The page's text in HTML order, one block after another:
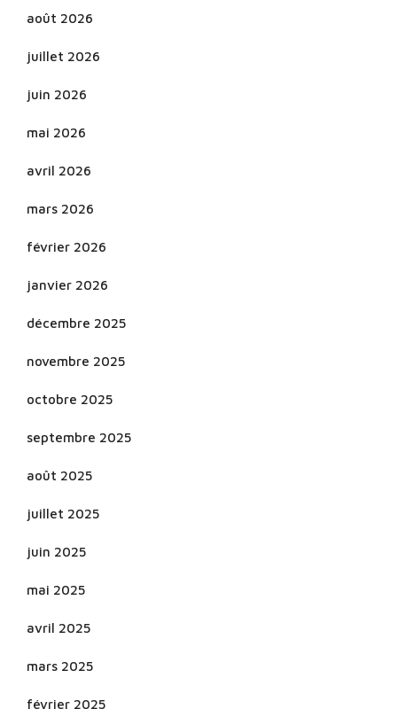
août 2026
juillet 2026
juin 2026
mai 2026
avril 2026
mars 2026
février 2026
janvier 2026
décembre 2025
novembre 2025
octobre 2025
septembre 2025
août 2025
juillet 2025
juin 2025
mai 2025
avril 2025
mars 2025
février 2025